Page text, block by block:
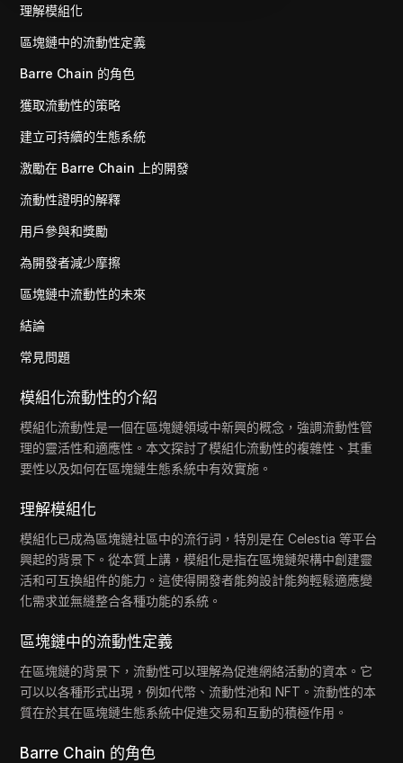
理解模組化
區塊鏈中的流動性定義
Barre Chain 的角色
獲取流動性的策略
建立可持續的生態系統
激勵在 Barre Chain 上的開發
流動性證明的解釋
用戶參與和獎勵
為開發者減少摩擦
區塊鏈中流動性的未來
結論
常見問題
模組化流動性的介紹
模組化流動性是一個在區塊鏈領域中新興的概念，強調流動性管
理的靈活性和適應性。本文探討了模組化流動性的複雜性、其重
要性以及如何在區塊鏈生態系統中有效實施。
理解模組化
模組化已成為區塊鏈社區中的流行詞，特別是在 Celestia 等平台
興起的背景下。從本質上講，模組化是指在區塊鏈架構中創建靈
活和可互換組件的能力。這使得開發者能夠設計能夠輕鬆適應變
化需求並無縫整合各種功能的系統。
區塊鏈中的流動性定義
在區塊鏈的背景下，流動性可以理解為促進網絡活動的資本。它
可以以各種形式出現，例如代幣、流動性池和 NFT。流動性的本
質在於其在區塊鏈生態系統中促進交易和互動的積極作用。
Barre Chain 的角色